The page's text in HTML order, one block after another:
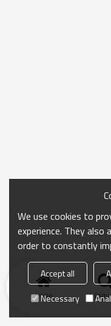
Inicio
We use cookies to
experience. They also
order to constantly
Accept all
Necessary